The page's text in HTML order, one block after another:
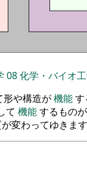
08化学・バイオ
形や構造が機能す
て 機能するもの
変わってゆきます